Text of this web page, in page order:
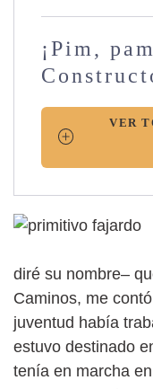
¡Pim,
VER
diré su nombre–
Caminos, me
juventud había
estuvo destinado
tenía en marcha